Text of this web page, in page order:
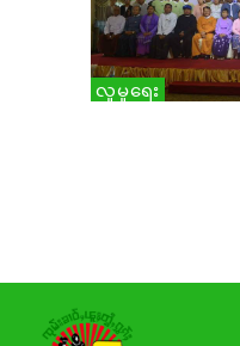
လူမှုရေး